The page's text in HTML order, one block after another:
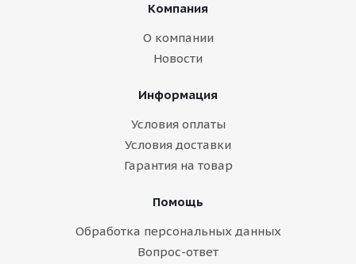
Компания
О компании
Новости
Информация
Условия оплаты
Условия доставки
Гарантия на товар
Помощь
Обработка персональных данных
Вопрос-ответ